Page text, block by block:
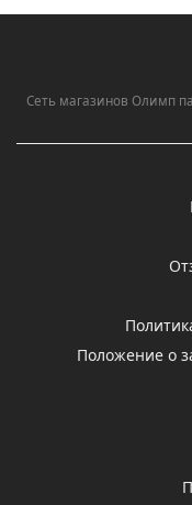
Сеть магазинов Олимп
Положение о